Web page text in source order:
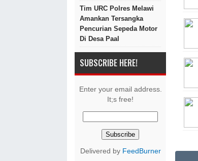
Tim URC Polres Melawi
Amankan Tersangka
Pencurian Sepeda Motor
Di Desa Paal
SUBSCRIBE HERE!
Enter your email address.
It;s free!
Delivered by FeedBurner